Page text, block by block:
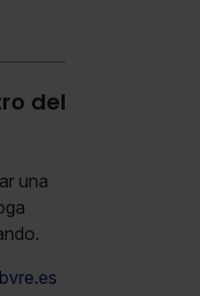
del
una